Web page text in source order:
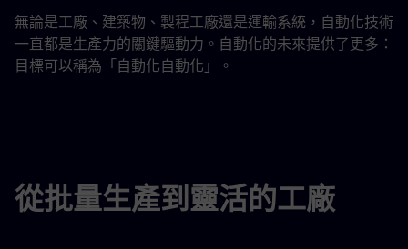
無論是工廠、建築物、製程工廠還是運輸系統，自動化技術
一直都是生產力的關鍵驅動力。自動化的未來提供了更多：
目標可以稱為「自動化自動化」。
從批量生產到靈活的工廠